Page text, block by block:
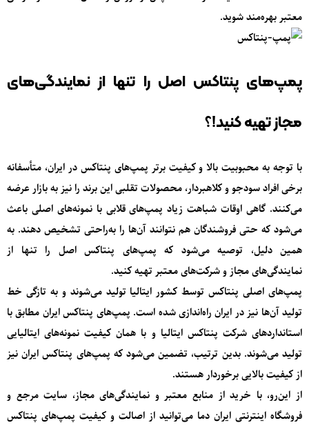
معتبر بهره‌مند شوید.
پمپ‌های پنتاکس اصل را تنها از نمایندگی‌های
مجاز تهیه کنید!؟
با توجه به محبوبیت بالا و کیفیت برتر پمپ‌های پنتاکس در ایران، متأسفانه
برخی افراد سودجو و کلاهبردار، محصولات تقلبی این برند را نیز به بازار عرضه
می‌کنند. گاهی اوقات شباهت زیاد پمپ‌های قلابی با نمونه‌های اصلی باعث
می‌شود که حتی فروشندگان هم نتوانند آن‌ها را به‌راحتی تشخیص دهند. به
همین دلیل، توصیه می‌شود که پمپ‌های پنتاکس اصل را تنها از
نمایندگی‌های مجاز و شرکت‌های معتبر تهیه کنید.
پمپ‌های اصلی پنتاکس توسط کشور ایتالیا تولید می‌شوند و به تازگی خط
تولید آن‌ها نیز در ایران راه‌اندازی شده است. پمپ‌های پنتاکس ایران مطابق با
استانداردهای شرکت پنتاکس ایتالیا و با همان کیفیت نمونه‌های ایتالیایی
تولید می‌شوند. بدین ترتیب، تضمین می‌شود که پمپ‌های پنتاکس ایران نیز
از کیفیت بالایی برخوردار هستند.
از این‌رو، با خرید از منابع معتبر و نمایندگی‌های مجاز، سایت مرجع و
فروشگاه اینترنتی ایران دما می‌توانید از اصالت و کیفیت پمپ‌های پنتاکس